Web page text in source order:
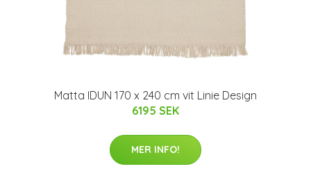
Matta IDUN 170 x 240 cm vit Linie Design
6195 SEK
MER INFO!